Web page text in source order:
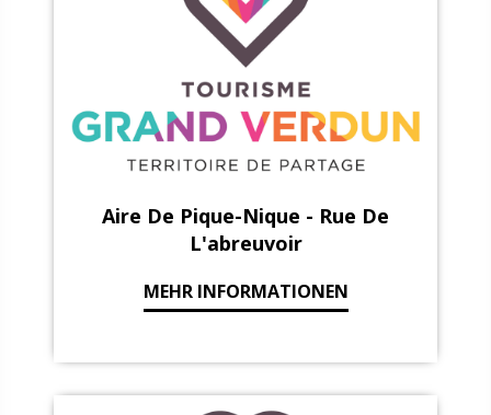
Aire De Pique-Nique - Rue De
L'abreuvoir
MEHR INFORMATIONEN